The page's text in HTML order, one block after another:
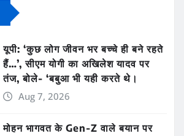
यूपी: ‘कुछ लोग जीवन भर बच्चे ही बने रहते
हैं…’, सीएम योगी का अखिलेश यादव पर
तंज, बोले- ‘बबुआ भी यही करते थे।
Aug 7, 2026
मोहन भागवत के Gen-Z वाले बयान पर